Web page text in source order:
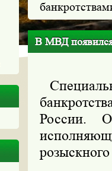
В МВД появился
России.